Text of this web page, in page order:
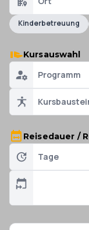
Kinderbetreuung
Kursauswahl
Programm
Reisedauer /
Tage